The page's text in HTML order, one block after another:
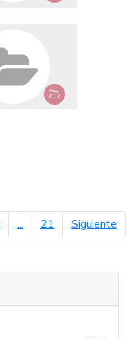
... 21 Siguiente